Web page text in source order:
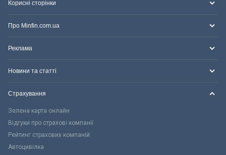
Корисні сторінки
Про Minfin.com.ua
Реклама
Новини та статті
Страхування
Зелена карта онлайн
Відгуки про страхові компанії
Рейтинг страхових компаній
Автоцивілка